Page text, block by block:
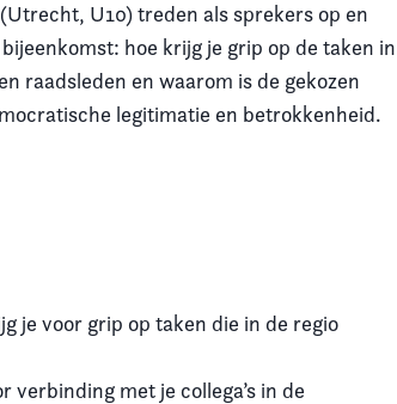
U10) treden als sprekers op en
hoe krijg je grip op de taken in
raadsleden en waarom is de gekozen
legitimatie en betrokkenheid.
je voor grip op taken die in de regio
verbinding met je collega’s in de